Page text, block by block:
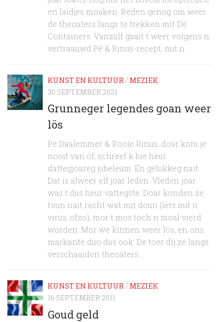
en laidjes moaken. Reden genog om weer
de theoaters langs te trekken mit De
Containers. Vanzulf gaait t weer volgens n
vertraauwd Pé & Rinus-recept, mit n...
KUNST EN KULTUUR/ MEZIEK
30 SEPTEMBER 2021
Grunneger legendes goan weer
lös
Pé Daalemmer & Rooie Rinus, doar kom je
nooit van òf, schreef k bie heur
dattegjoareg jubeleum. En gelukkeg nait.
Dat is alweer elf joar leden. Vleden joar
was t dus heur vattegste. Doar konden ze
toun nait recht wat mit doun (iets mit n
virus, ofzo), mor t mos toch n moal vierd
worden. Mor we kinnen weer lös, en ons
markante duo dus ook. De toer dij ze langs
verschaaiden theoaters...
KUNST EN KULTUUR/ MEZIEK
16 SEPTEMBER 2011
Goud geld